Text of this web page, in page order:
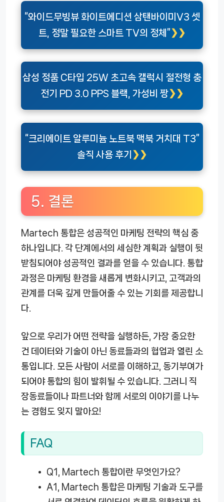
“와이드무빙뷰 화이트에디션 삼탠바이미V3 셋
트, 정말 필요한 스마트 TV의 정체”
삼성 정품 C타입 25W 초고속 갤럭시 절전형 충
전기 PD 3.0 PPS 블랙, 가성비 짱
“크리에이트 알루미늄 노트북 맥북 거치대 T3”
솔직 사용 후기
5. 결론
Martech 통합은 성공적인 마케팅 전략의 핵심 중
하나입니다. 각 단계에서의 세심한 계획과 실행이 뒷
받침되어야 성공적인 결과를 얻을 수 있습니다. 통합
과정은 마케팅 환경을 새롭게 변화시키고, 고객과의
관계를 더욱 깊게 만들어줄 수 있는 기회를 제공합니
다.
앞으로 우리가 어떤 전략을 실행하든, 가장 중요한
건 데이터와 기술이 아닌 동료들과의 협업과 열린 소
통입니다. 모든 사람이 서로를 이해하고, 동기부여가
되어야 통합의 힘이 발휘될 수 있습니다. 그러니 직
장동료들이나 파트너와 함께 서로의 이야기를 나누
는 경험도 잊지 말아요!
FAQ
Q1, Martech 통합이란 무엇인가요?
A1, Martech 통합은 마케팅 기술과 도구를